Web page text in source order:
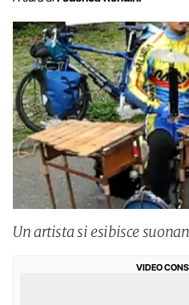
Un artista si esibisce
VIDEO